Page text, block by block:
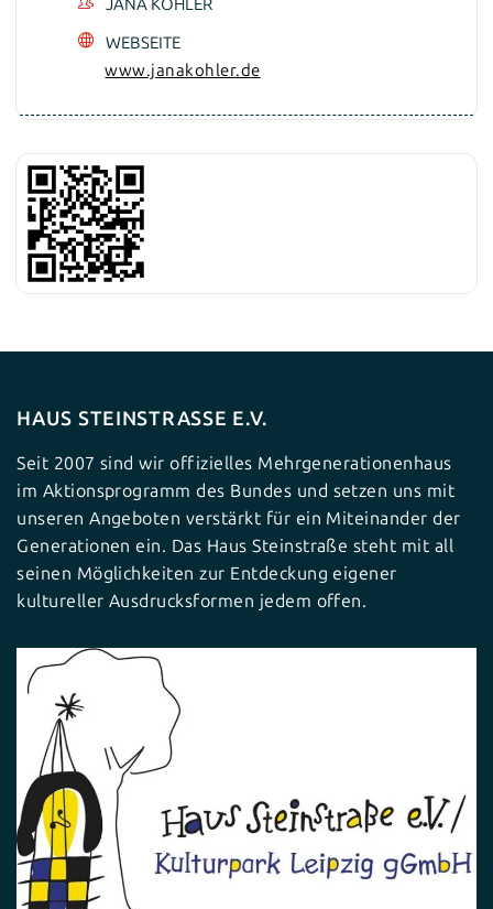
JANA KOHLER
WEBSEITE
www.janakohler.de
HAUS STEINSTRASSE E.V.
Seit 2007 sind wir offizielles Mehrgenerationenhaus
im Aktionsprogramm des Bundes und setzen uns mit
unseren Angeboten verstärkt für ein Miteinander der
Generationen ein. Das Haus Steinstraße steht mit all
seinen Möglichkeiten zur Entdeckung eigener
kultureller Ausdrucksformen jedem offen.